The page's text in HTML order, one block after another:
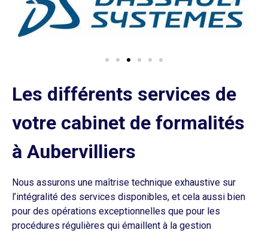
Les différents services de
votre cabinet de formalités
à Aubervilliers
Nous assurons une maîtrise technique exhaustive sur
l’intégralité des services disponibles, et cela aussi bien
pour des opérations exceptionnelles que pour les
procédures régulières qui émaillent à la gestion